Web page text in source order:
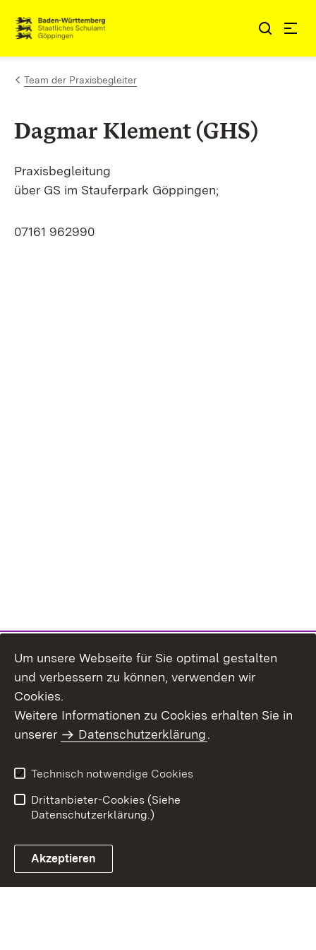
Zum Inhalt springen
Link zur Startseite
Team der Praxisbegleiter
Dagmar Klement (GHS)
Praxisbegleitung
über GS im Stauferpark Göppingen;
07161 962990
Benutzungshinweise
Erklärung zur
Um unsere Webseite für Sie optimal gestalten
und verbessern zu können, verwenden wir
Cookies.
Weitere Informationen zu Cookies erhalten Sie in
unserer
Datenschutzerklärung.
Technisch notwendige Cookies
Drittanbieter-Cookies (Siehe
Datenschutzerklärung.)
Akzeptieren